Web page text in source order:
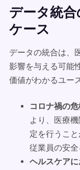
データ統
ケース
データの統合は、
影響を与える可能
価値がわかるユー
コロナ禍の
より、医療
定を行うこ
従業員の安全
ヘルスケア